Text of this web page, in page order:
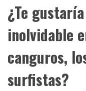
¿Te
inolvidable
canguros,
surfistas?